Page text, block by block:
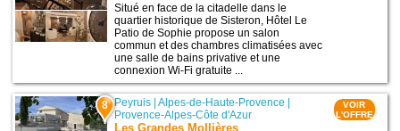
Situé en face de la citadelle dans le
quartier historique de Sisteron, Hôtel Le
Patio de Sophie propose un salon
commun et des chambres climatisées avec
une salle de bains privative et une
connexion Wi-Fi gratuite ...
8 Peyruis |Alpes-de-Haute-Provence
Provence-Alpes-Côte d'Azur
Les Grandes Mollières
VOIR
L'OFFRE